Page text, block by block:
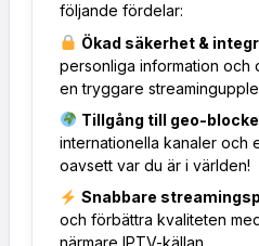
följande fördelar:
Ökad säkerhet &
personliga information och
en tryggare
Tillgång till geo-
internationella kanaler och
oavsett var du är i världen!
Snabbare
och förbättra kvaliteten